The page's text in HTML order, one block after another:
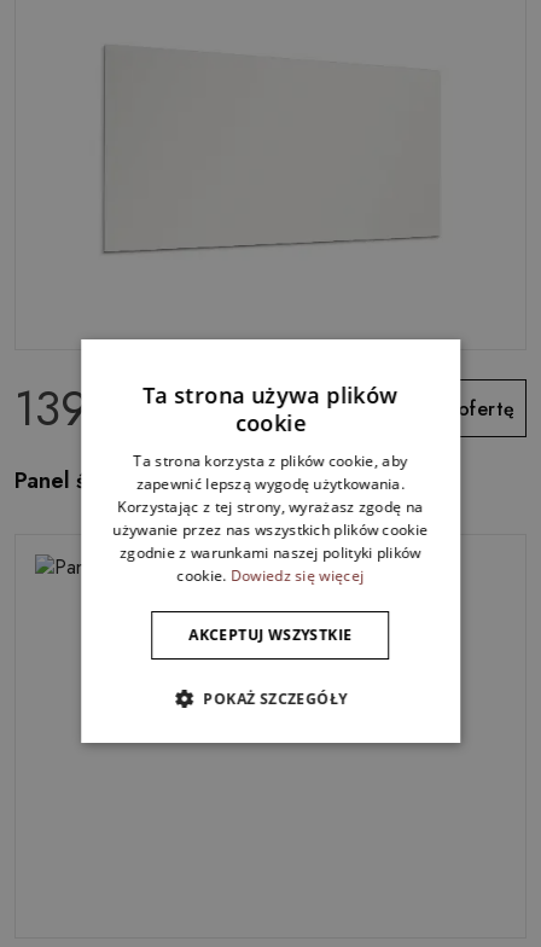
139.99 zł Zobacz ofertę
Panel ścienny Kolor Ivory
Ta strona używa plików
cookie
Ta strona korzysta z plików cookie, aby
zapewnić lepszą wygodę użytkowania.
Korzystając z tej strony, wyrażasz zgodę na
używanie przez nas wszystkich plików cookie
zgodnie z warunkami naszej polityki plików
cookie. Dowiedz się więcej
AKCEPTUJ WSZYSTKIE
POKAŻ SZCZEGÓŁY